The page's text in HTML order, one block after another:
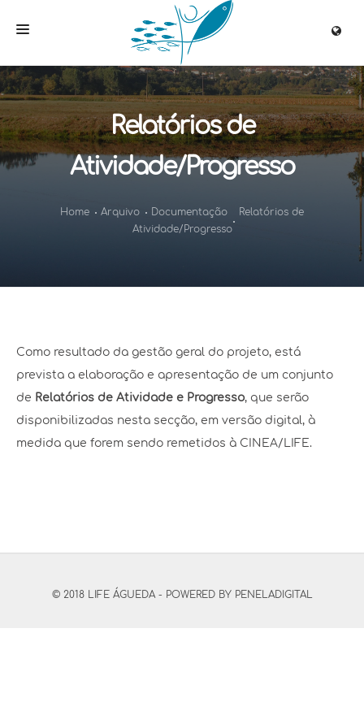
HOME
QUEM SOMOS
PROJETO
SOLUÇÕES
Relatórios de
Atividade/Progresso
Home Arquivo Documentação
Relatórios de
Atividade/Progresso
Como resultado da gestão geral do projeto, está
prevista a elaboração e apresentação de um conjunto
de Relatórios de Atividade e Progresso, que serão
disponibilizadas nesta secção, em versão digital, à
medida que forem sendo remetidos à CINEA/LIFE.
© 2018 LIFE ÁGUEDA - POWERED BY PENELADIGITAL